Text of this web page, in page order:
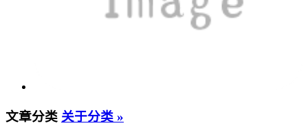
文章分类 关于分类 »